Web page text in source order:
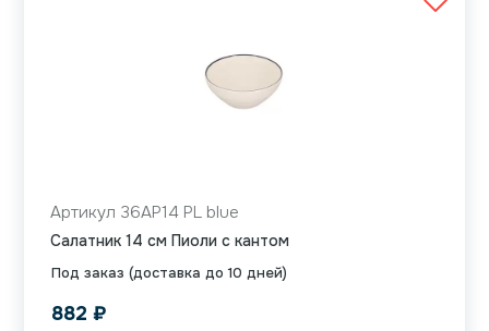
Под заказ (доставка до 10 дней)
Артикул 36AP14 PL blue
Салатник 14 см Пиоли с кантом
882 ₽